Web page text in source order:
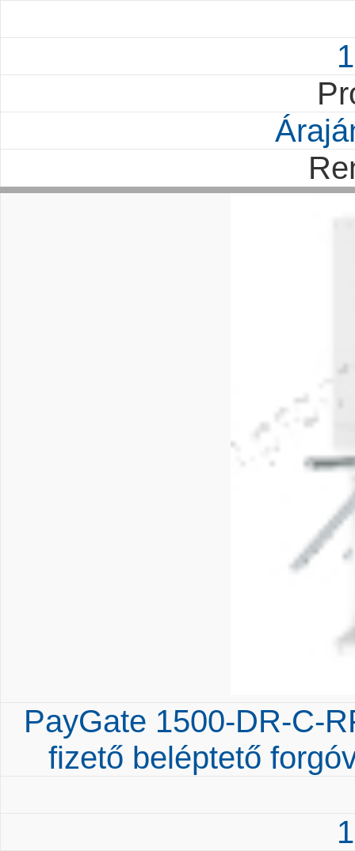
PayGate 1500-DR-C-
fizető beléptető